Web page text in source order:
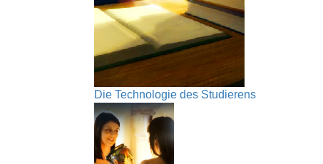
Die Technologie des Studierens